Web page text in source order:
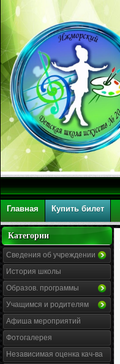
Главная Купить билет
Категории
Сведения об учреждении
История школы
Образов. программы
Учащимся и родителям
Афиша мероприятий
Фотогалерея
Независимая оценка кач-ва